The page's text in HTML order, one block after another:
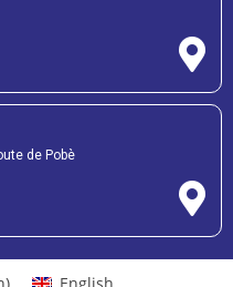
de Pobè